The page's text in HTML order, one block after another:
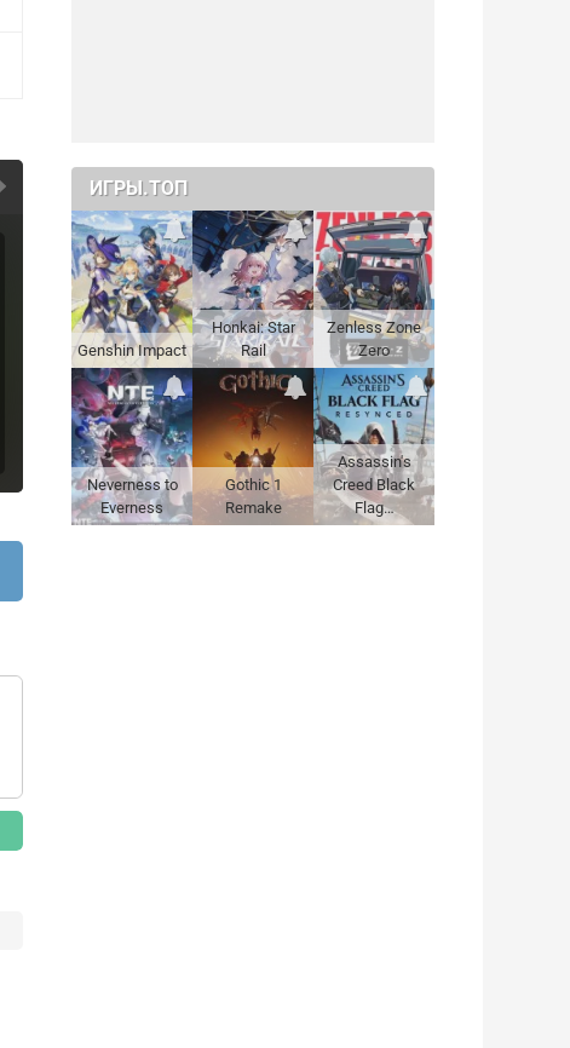
ИГРЫ.ТОП
Genshin Impact
Honkai: Star
Rail
Zenless Zone
Zero
Neverness to
Everness
Gothic 1
Remake
Assassin's
Creed Black
Flag…